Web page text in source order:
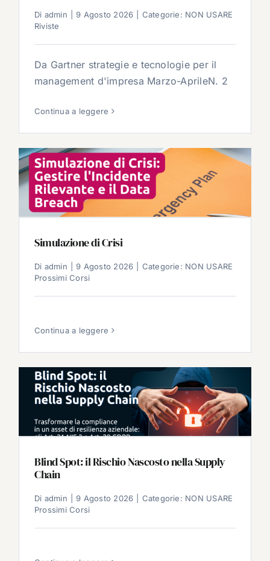
Di admin 9 Agosto 2026 Categorie: NON USARE
Riviste
Da Gartner strategie e tecnologie per il
management d'impresa Marzo-AprileN. 2
Continua a leggere
Simulazione di Crisi
Di admin 9 Agosto 2026 Categorie: NON USARE
Prossimi Corsi
Continua a leggere
Blind Spot: il Rischio Nascosto nella Supply
Chain
Di admin 9 Agosto 2026 Categorie: NON USARE
Prossimi Corsi